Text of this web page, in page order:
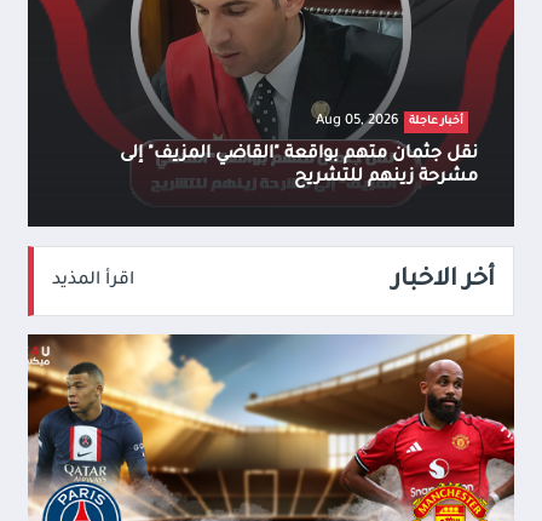
أخبار عاجلة Aug 05, 2026
نقل جثمان متهم بواقعة "القاضي المزيف" إلى
مشرحة زينهم للتشريح
أخر الاخبار اقرأ المذيد